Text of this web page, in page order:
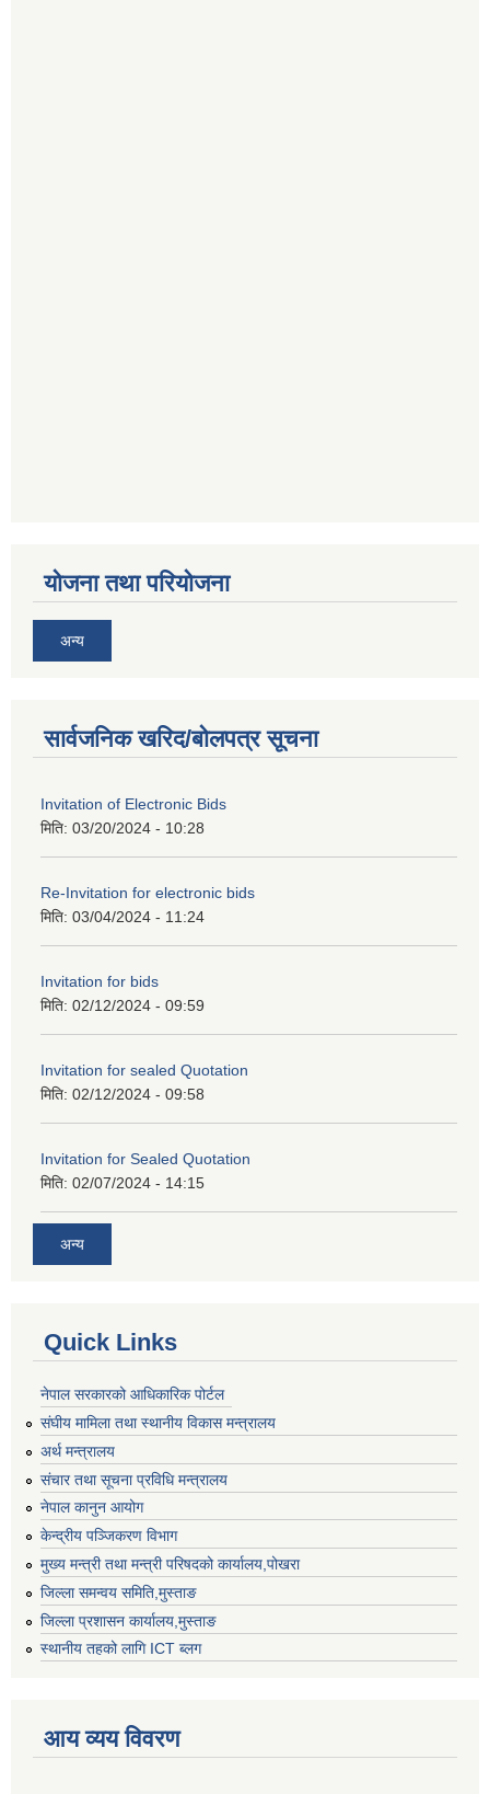
योजना तथा परियोजना
अन्य
सार्वजनिक खरिद/बोलपत्र सूचना
Invitation of Electronic Bids
मिति: 03/20/2024 - 10:28
Re-Invitation for electronic bids
मिति: 03/04/2024 - 11:24
Invitation for bids
मिति: 02/12/2024 - 09:59
Invitation for sealed Quotation
मिति: 02/12/2024 - 09:58
Invitation for Sealed Quotation
मिति: 02/07/2024 - 14:15
अन्य
Quick Links
नेपाल सरकारको आधिकारिक पोर्टल
संघीय मामिला तथा स्थानीय विकास मन्त्रालय
अर्थ मन्त्रालय
संचार तथा सूचना प्रविधि मन्त्रालय
नेपाल कानुन आयोग
केन्द्रीय पञ्जिकरण विभाग
मुख्य मन्त्री तथा मन्त्री परिषदको कार्यालय,पोखरा
जिल्ला समन्वय समिति,मुस्ताङ
जिल्ला प्रशासन कार्यालय,मुस्ताङ
स्थानीय तहको लागि ICT ब्लग
आय व्यय विवरण